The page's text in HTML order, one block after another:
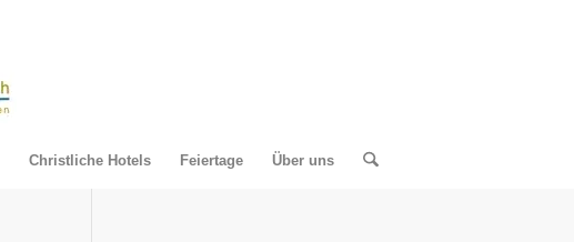
Christliche Hotels Feiertage Über uns